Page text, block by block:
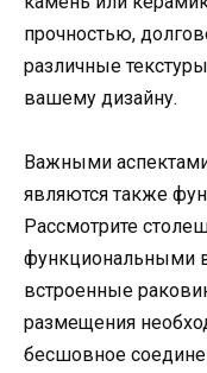
прочностью,
различные
вашему дизайну.
Важными
являются также
Рассмотрите
функциональными
встроенные
размещения
бесшовное